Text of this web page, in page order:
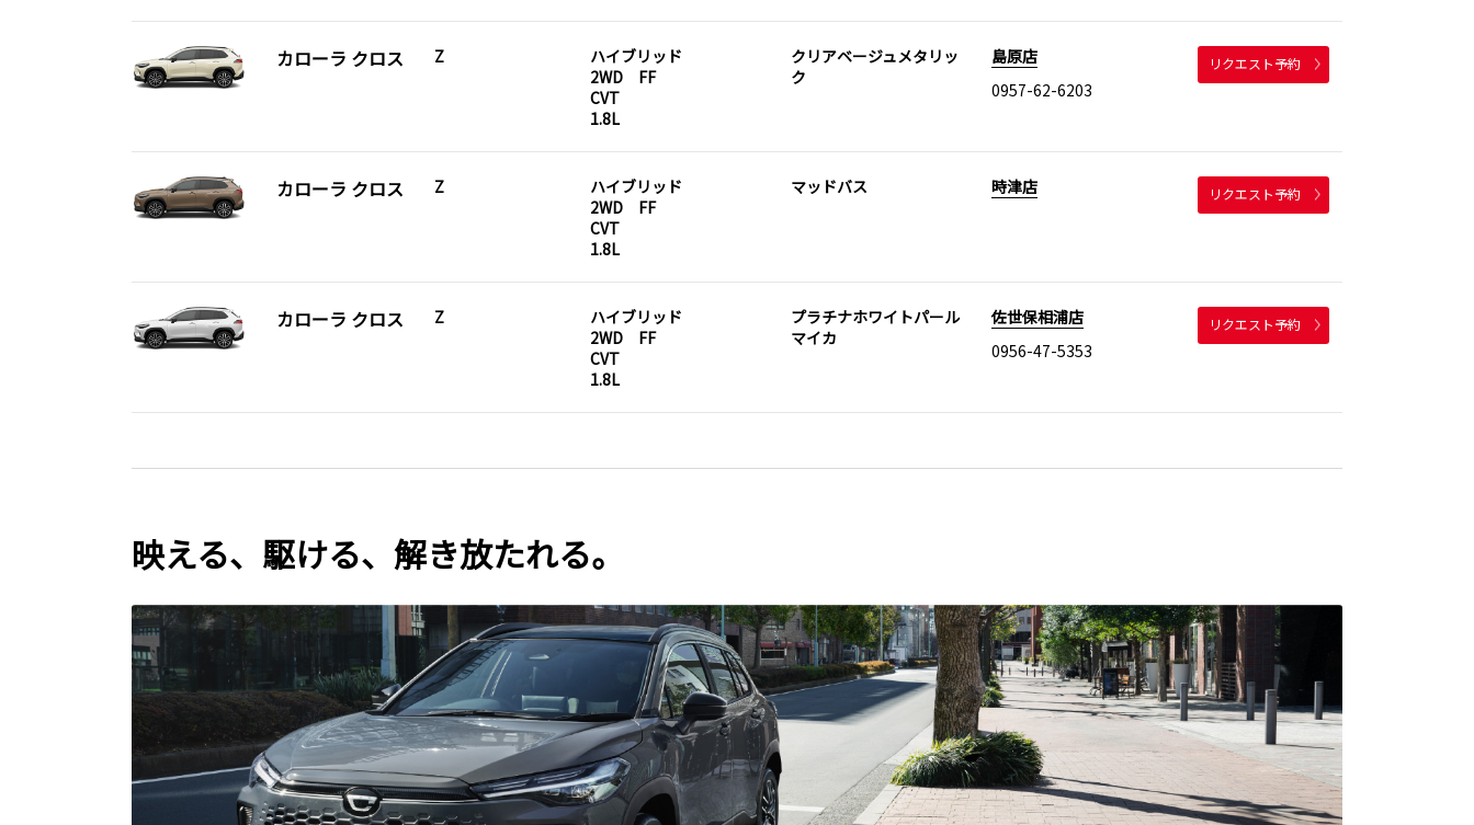
カローラ クロス Z
ハイブリッド
2WD FF
CVT
1.8L
クリアベージュメタリッ
ク
島原店
0957-62-6203
リクエスト予約
カローラ クロス Z
ハイブリッド
2WD FF
CVT
1.8L
マッドバス 時津店 リクエスト予約
カローラ クロス Z
ハイブリッド
2WD FF
CVT
1.8L
プラチナホワイトパール
マイカ
佐世保相浦店
0956-47-5353
リクエスト予約
映える、駆ける、解き放たれる。